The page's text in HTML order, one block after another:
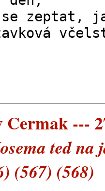
se zeptat,
Cermak ---
ted
(567) (568)